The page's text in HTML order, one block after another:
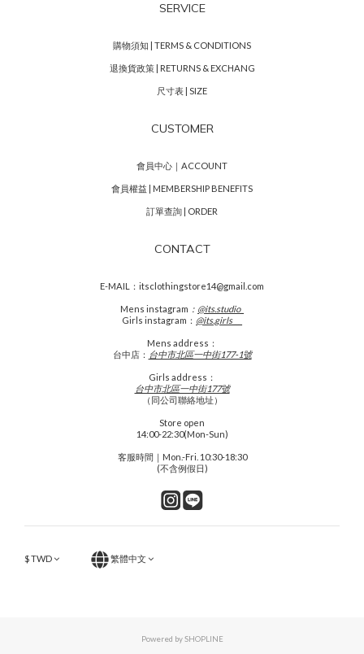
SERVICE
購物須知 | TERMS & CONDITIONS
退換貨政策 | RETURNS & EXCHANG
尺寸表 | SIZE
CUSTOMER
會員中心｜ACCOUNT
會員權益 | MEMBERSHIP BENEFITS
訂單查詢 | ORDER
CONTACT
E-MAIL：itsclothingstore14@gmail.com
Mens instagram ： @its.studio_
Girls instagram： @its.girls___
Mens address：
台中店： 台中市北區一中街177-1號
Girls address：
台中市北區一中街177號
（同公司聯絡地址）
Store open
14:00-22:30(Mon-Sun)
客服時間｜Mon.-Fri. 10:30-18:30
(不含例假日)
$TWD 繁體中文
Powered by SHOPLINE